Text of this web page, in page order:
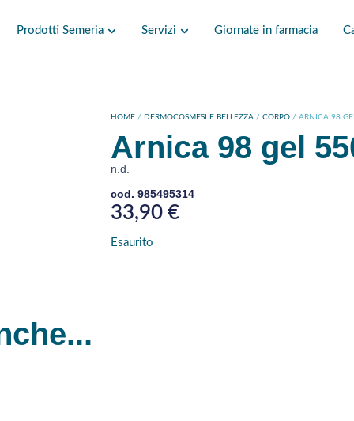
Prodotti Semeria Servizi Giornate in farmacia
HOME / DERMOCOSMESI E BELLEZZA / CORPO / ARNICA 98
Arnica 98 gel
n.d.
cod. 985495314
33,90 €
Esaurito